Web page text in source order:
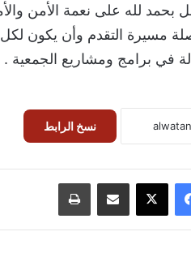
بحمد لله على نعمة الأمن
مسيرة التقدم وأن يكون
في برامج ومشاريع الجمعية .
نسخ الرابط
فيسبوك ‫X مشاركة عبر البريد طباعة